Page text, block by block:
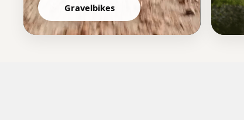
Gravelbikes